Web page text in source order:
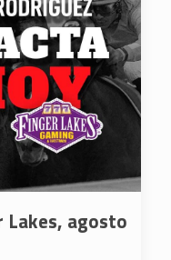
Lakes, agosto